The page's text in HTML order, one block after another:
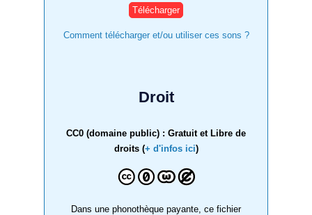
Comment télécharger et/ou utiliser ces sons ?
Droit
CC0 (domaine public) : Gratuit et Libre de
droits (+ d'infos ici)
Dans une phonothèque payante, ce fichier